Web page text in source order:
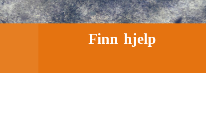
Finn hjelp